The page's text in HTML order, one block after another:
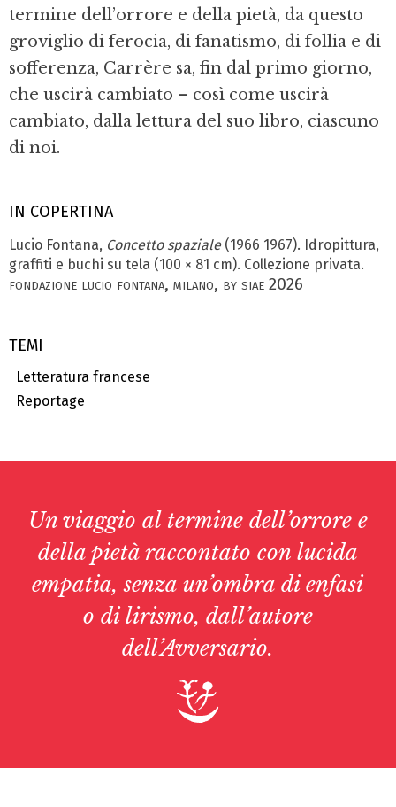
IN COPERTINA
Lucio Fontana, Concetto spaziale(1966­ 1967). Idropittura,
graffiti e buchi su tela (100 × 81 cm). Collezione privata.
fondazione lucio fontana, milano, by siae 2026
TEMI
Letteratura francese
Reportage
termine dell’orrore e della pietà, da questo
grovi­glio di ferocia, di fanatismo, di follia e di
sofferenza, Carrère sa, fin dal primo gior­no,
che uscirà cambiato – così come uscirà
cambiato, dalla lettura del suo libro, cia­scuno
di noi.
Un viaggio al termine dell’orrore e
della pietà raccontato con lucida
empatia, senza un’ombra di enfasi
o di lirismo, dall’autore
dell’Avversario.